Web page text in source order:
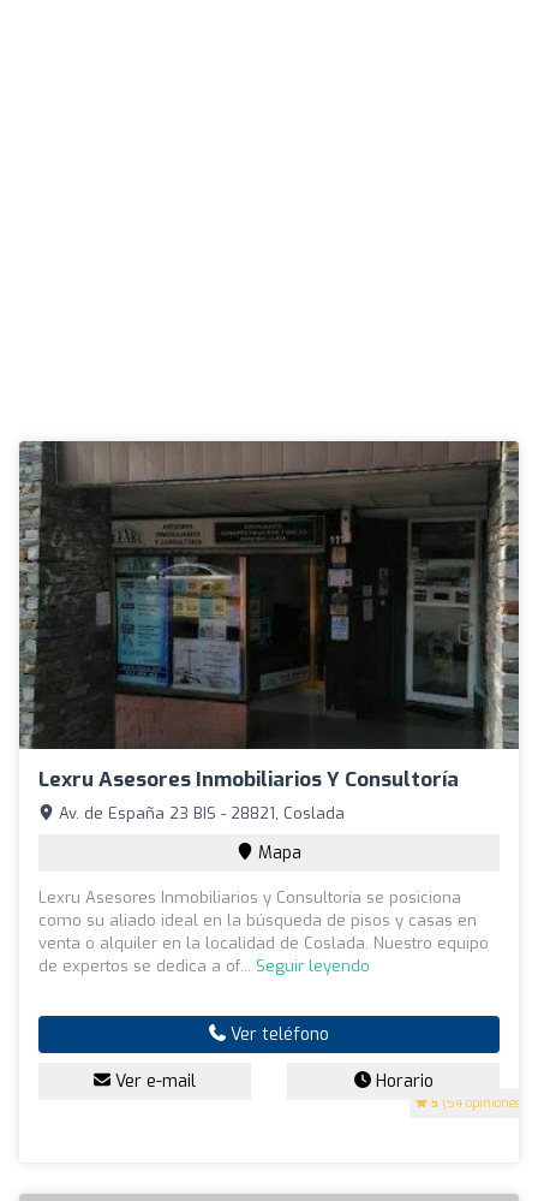
Lexru Asesores Inmobiliarios Y Consultoría
5 (54 opiniones)
Av. de España 23 BIS - 28821, Coslada
Mapa
Lexru Asesores Inmobiliarios y Consultoría se posiciona
como su aliado ideal en la búsqueda de pisos y casas en
venta o alquiler en la localidad de Coslada. Nuestro equipo
de expertos se dedica a of... Seguir leyendo
Ver teléfono
Ver e-mail Horario